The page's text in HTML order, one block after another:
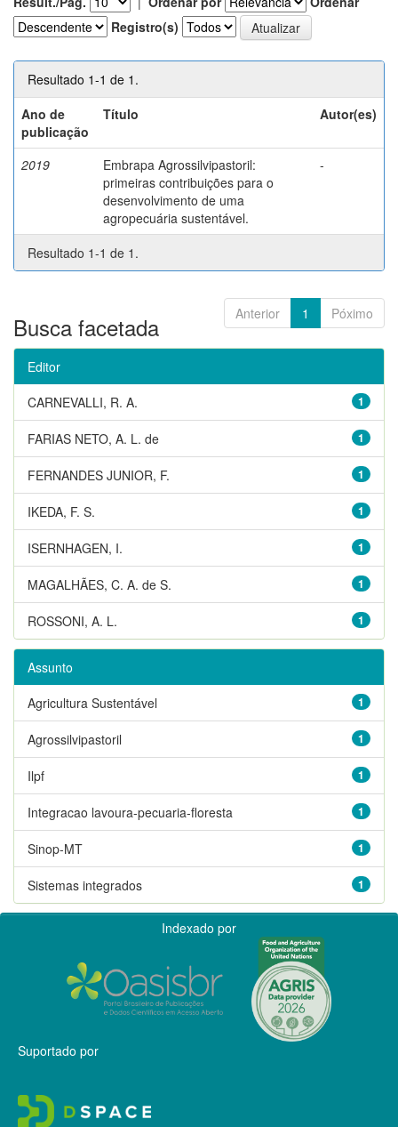
Registro(s)
Resultado 1-1 de 1.
Ano de
publicação
Título Autor(es)
2019
Embrapa Agrossilvipastoril:
primeiras contribuições para o
desenvolvimento de uma
agropecuária sustentável.
-
Resultado 1-1 de 1.
Anterior 1 Póximo
Busca facetada
Editor
1
CARNEVALLI, R. A.
1
FARIAS NETO, A. L. de
1
FERNANDES JUNIOR, F.
1
IKEDA, F. S.
1
ISERNHAGEN, I.
1
MAGALHÃES, C. A. de S.
1
ROSSONI, A. L.
Assunto
1
Agricultura Sustentável
1
Agrossilvipastoril
1
Ilpf
1
Integracao lavoura-pecuaria-floresta
1
Sinop-MT
1
Sistemas integrados
Indexado por
Suportado por